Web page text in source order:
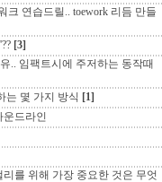
연습드릴.. toework 리듬 만들
[3]
.. 임팩트시에 주저하는 동작때
는 몇 가지 방식 [1]
운드라인
를 위해 가장 중요한 것은 무엇